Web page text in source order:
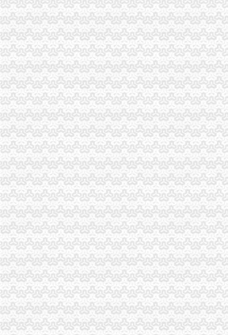
2012年非国营贸易申请原油进口条件及流程（转
鑫南财务--进出口经营权申办条件办理流程需要
深圳进出口权申请条件、材料、流程、时间及费
申请注册进出口公司需要具备什么条件？—多有米
注册深圳公司深圳进出口权申请条件、材料、流
【外贸出口企业资质认定进出口权申请条件】-郑
青海西宁进出口公司申请条件---爱喇叭网
申请进出口权条件_中华文本库
南昌进出口权申请的优势及条件
广州进出口权申请条件,申请进出口权,申请进出
广州进出口权申请条件,申请进出口权,申请进出口
【信进出口企业申请进出口权需具备的条件】-信
申请进出口权的条件-阿里巴巴
香港注册公司之进出口申报条件及材料介绍-浙商
【地宝网】进出口权申请南昌申请进出口权申报